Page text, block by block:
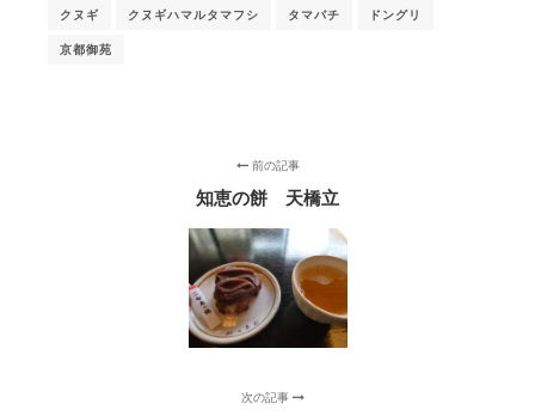
クヌギ クヌギハマルタマフシ タマバチ ドングリ
京都御苑
前の記事
知恵の餅 天橋立
次の記事